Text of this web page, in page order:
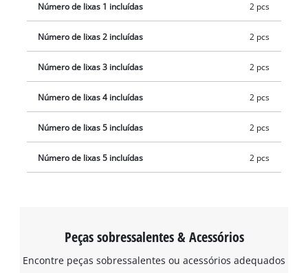
Número de lixas 1 incluídas 2 pcs
Número de lixas 2 incluídas 2 pcs
Número de lixas 3 incluídas 2 pcs
Número de lixas 4 incluídas 2 pcs
Número de lixas 5 incluídas 2 pcs
Número de lixas 5 incluídas 2 pcs
Peças sobressalentes & Acessórios
Encontre peças sobressalentes ou acessórios adequados